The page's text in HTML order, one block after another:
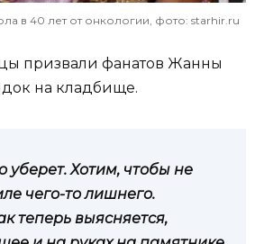
в 40 лет от онкологии, фото: starhir.ru
призвали фанатов Жанны
на кладбище.
уберет. Хотим, чтобы не
чего-то лишнего.
теперь выясняется,